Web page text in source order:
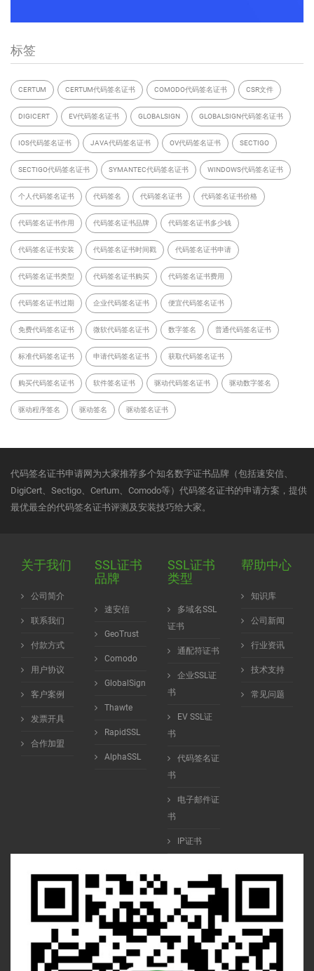
标签
CERTUM CERTUM代码签名证书 COMODO代码签名证书 CSR文件
DIGICERT EV代码签名证书 GLOBALSIGN GLOBALSIGN代码签名证书
IOS代码签名证书 JAVA代码签名证书 OV代码签名证书 SECTIGO
SECTIGO代码签名证书 SYMANTEC代码签名证书 WINDOWS代码签名证书
个人代码签名证书 代码签名 代码签名证书 代码签名证书价格
代码签名证书作用 代码签名证书品牌 代码签名证书多少钱
代码签名证书安装 代码签名证书时间戳 代码签名证书申请
代码签名证书类型 代码签名证书购买 代码签名证书费用
代码签名证书过期 企业代码签名证书 便宜代码签名证书
免费代码签名证书 微软代码签名证书 数字签名 普通代码签名证书
标准代码签名证书 申请代码签名证书 获取代码签名证书
购买代码签名证书 软件签名证书 驱动代码签名证书 驱动数字签名
驱动程序签名 驱动签名 驱动签名证书
代码签名证书申请网为大家推荐多个知名数字证书品牌（包括速安信、
DigiCert、Sectigo、Certum、Comodo等）代码签名证书的申请方案，提供
最优最全的代码签名证书评测及安装技巧给大家。
关于我们
公司简介
联系我们
付款方式
用户协议
客户案例
发票开具
合作加盟
SSL证书
品牌
速安信
GeoTrust
Comodo
GlobalSign
Thawte
RapidSSL
AlphaSSL
SSL证书
类型
多域名SSL
证书
通配符证书
企业SSL证
书
EV SSL证
书
代码签名证
书
电子邮件证
书
IP证书
帮助中心
知识库
公司新闻
行业资讯
技术支持
常见问题